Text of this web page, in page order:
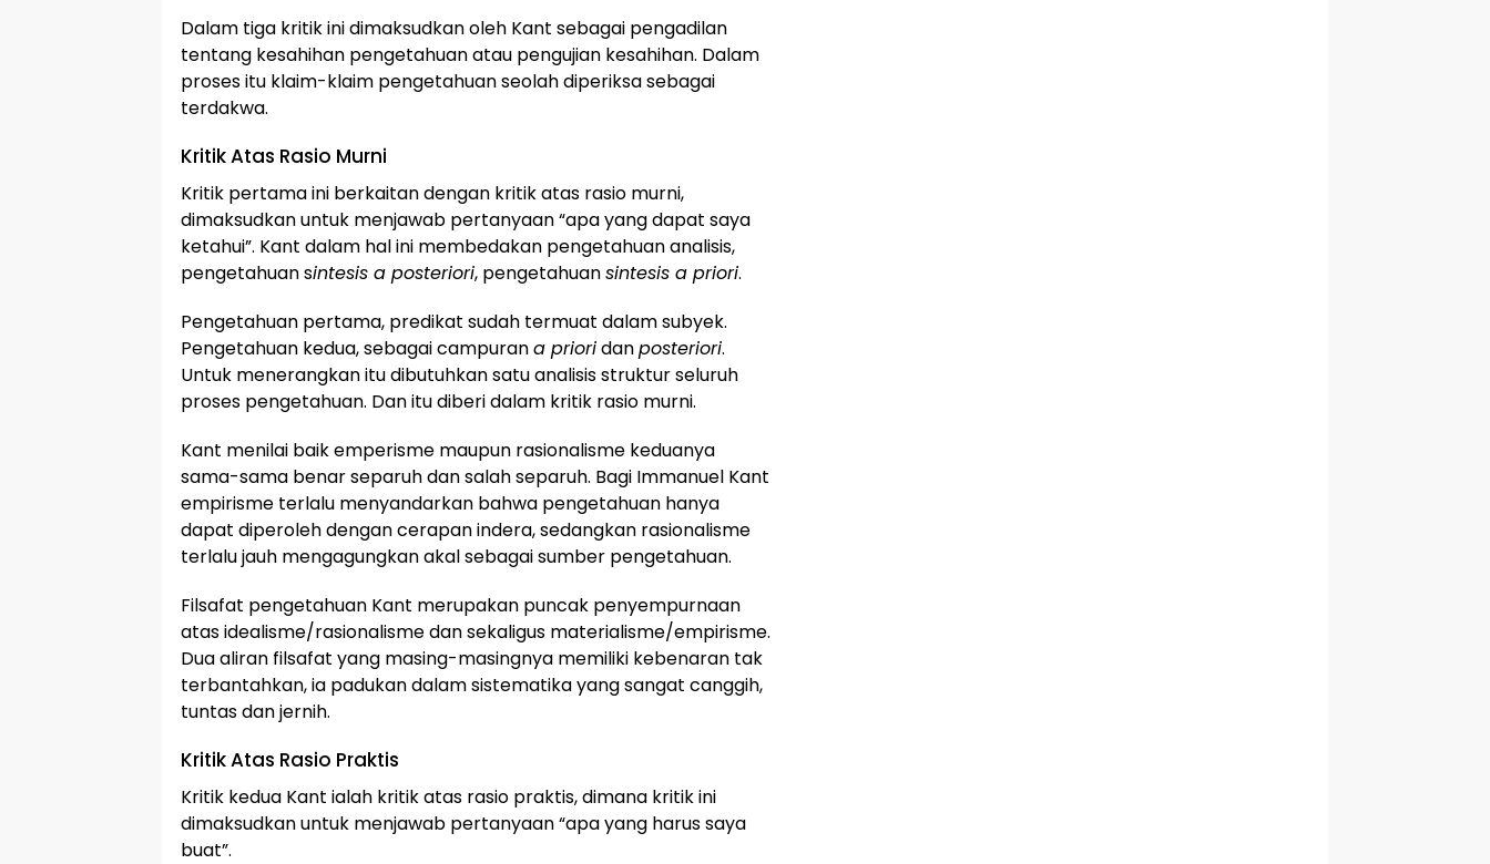
Dalam tiga kritik ini dimaksudkan oleh Kant sebagai pengadilan
tentang kesahihan pengetahuan atau pengujian kesahihan. Dalam
proses itu klaim-klaim pengetahuan seolah diperiksa sebagai
terdakwa.
Kritik Atas Rasio Murni
Kritik pertama ini berkaitan dengan kritik atas rasio murni,
dimaksudkan untuk menjawab pertanyaan “apa yang dapat saya
ketahui”. Kant dalam hal ini membedakan pengetahuan analisis,
pengetahuan sintesis a posteriori, pengetahuansintesis a priori.
Pengetahuan pertama, predikat sudah termuat dalam subyek.
Pengetahuan kedua, sebagai campurana prioridanposteriori.
Untuk menerangkan itu dibutuhkan satu analisis struktur seluruh
proses pengetahuan. Dan itu diberi dalam kritik rasio murni.
Kant menilai baik emperisme maupun rasionalisme keduanya
sama-sama benar separuh dan salah separuh. Bagi Immanuel Kant
empirisme terlalu menyandarkan bahwa pengetahuan hanya
dapat diperoleh dengan cerapan indera, sedangkan rasionalisme
terlalu jauh mengagungkan akal sebagai sumber pengetahuan.
Filsafat pengetahuan Kant merupakan puncak penyempurnaan
atas idealisme/rasionalisme dan sekaligus materialisme/empirisme.
Dua aliran filsafat yang masing-masingnya memiliki kebenaran tak
terbantahkan, ia padukan dalam sistematika yang sangat canggih,
tuntas dan jernih.
Kritik Atas Rasio Praktis
Kritik kedua Kant ialah kritik atas rasio praktis, dimana kritik ini
dimaksudkan untuk menjawab pertanyaan “apa yang harus saya
buat”.